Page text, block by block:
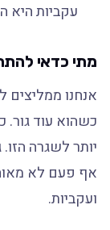
עקביות היא
מתי כדאי
אנחנו
כשהוא עוד גור.
יותר לשגרה
אף פעם לא
ועקביות.